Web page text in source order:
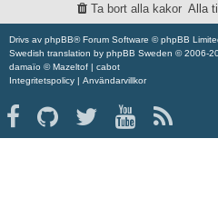
Alla
Ta bort alla kakor
Drivs av phpBB® Forum Software © phpBB
Swedish translation by phpBB Sweden © 2006-
damaïo ©Mazeltof | cabot
Integritetspolicy | Användarvillkor